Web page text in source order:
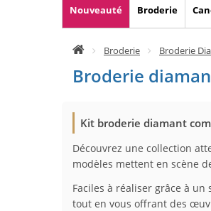
Nouveauté Broderie
Broderie Broderie
Broderie
Kit broderie diamant
Découvrez une collection
modèles mettent en scène
Faciles à réaliser grâce à
tout en vous offrant des